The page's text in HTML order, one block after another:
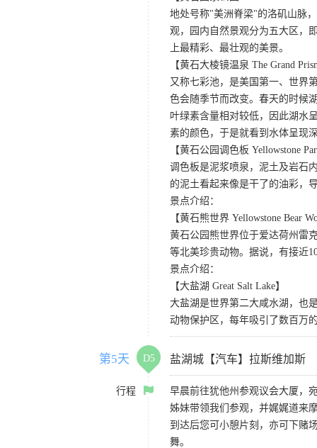
地处号称"美洲脊梁"的洛矶山脉
观，园内自然景观分为五大区，
上最精彩、最壮观的美景。
【黄石大棱镜温泉 The Grand
又称七彩池，是美国第一、世界
色会随季节而改变。春天的时候
叶绿素含量相对较低，因此湖水
素的颜色，于是就看到水体呈现
【黄石公园调色板 Yellowstone
调色板是泥浆喷泉，泥土及岩石
的泥土看起来像是干了的油彩，
景点介绍：
【黄石熊世界 Yellowstone Bear
黄石公园熊世界位于爱达荷州雷
等北美珍贵动物。据说，有接近
景点介绍：
【大盐湖 Great Salt Lake】
大盐湖是世界第二大咸水湖，也
动物保护区，每年吸引了数百万
第5天 D5 盐湖城【汽车】拉斯维加斯
行程
早晨前往犹他州参观议会大厦，
姊妹带领我们参观，并娓娓道来
到达后您可小憩片刻，亦可下赌
舞。